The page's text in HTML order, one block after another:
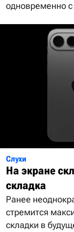
одновременно
Слухи
На экране
складка
Ранее
стремится
складки в